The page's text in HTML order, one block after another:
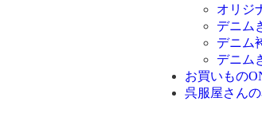
オリジ
デニム
デニム
デニム
お買いもの
呉服屋さん